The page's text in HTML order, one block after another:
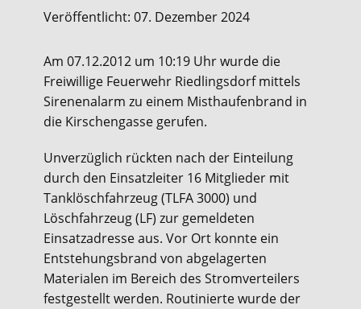
Veröffentlicht: 07. Dezember 2024
Am 07.12.2012 um 10:19 Uhr wurde die
Freiwillige Feuerwehr Riedlingsdorf mittels
Sirenenalarm zu einem Misthaufenbrand in
die Kirschengasse gerufen.
Unverzüglich rückten nach der Einteilung
durch den Einsatzleiter 16 Mitglieder mit
Tanklöschfahrzeug (TLFA 3000) und
Löschfahrzeug (LF) zur gemeldeten
Einsatzadresse aus. Vor Ort konnte ein
Entstehungsbrand von abgelagerten
Materialen im Bereich des Stromverteilers
festgestellt werden. Routinierte wurde der